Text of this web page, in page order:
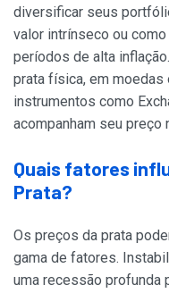
diversificar seus
valor intrínseco ou
períodos de alta
prata física, em moedas
instrumentos como
acompanham seu preço
Quais fatores
Prata?
Os preços da prata
gama de fatores.
uma recessão profunda